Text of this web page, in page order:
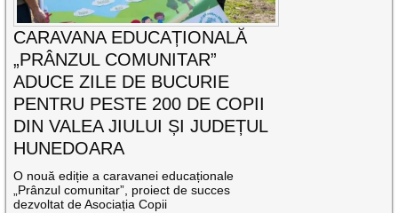
CARAVANA EDUCAȚIONALĂ
„PRÂNZUL COMUNITAR”
ADUCE ZILE DE BUCURIE
PENTRU PESTE 200 DE COPII
DIN VALEA JIULUI ȘI JUDEȚUL
HUNEDOARA
O nouă ediție a caravanei educaționale
„Prânzul comunitar”, proiect de succes
dezvoltat de Asociația Copii